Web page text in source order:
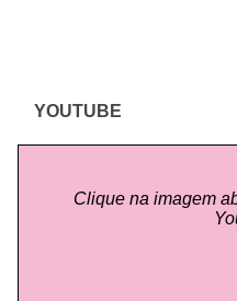
YOUTUBE
Clique na imagem